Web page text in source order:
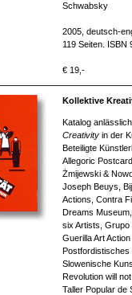
Schwabsky
2005, deutsch-
119 Seiten. ISBN
€ 19,-
Kollektive
Katalog
Creativity in der
Beteiligte
Allegoric
Żmijewski &
Joseph Beuys,
Actions, Contra
Dreams
six Artists, Grupo
Guerilla Art
Postfordistisches
Slowenische
Revolution will
Taller Popular de